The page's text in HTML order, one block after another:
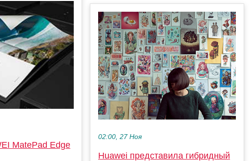
MatePad Edge
02:00, 27 Ноя
Huawei представила гибридный